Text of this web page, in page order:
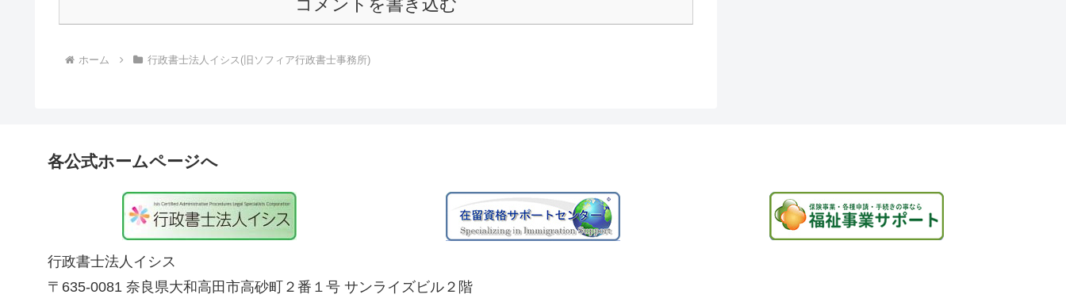
コメントを書き込む
ホーム 行政書士法人イシス(旧ソフィア行政書士事務所)
各公式ホームページへ
行政書士法人イシス
〒635-0081 奈良県大和高田市高砂町２番１号 サンライズビル２階